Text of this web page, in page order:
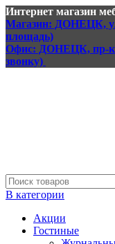
Интернет магазин
Магазин: ДОНЕЦК,
площадь)
Офис: ДОНЕЦК, пр-кт
звонку)
В категории
Акции
Гостиные